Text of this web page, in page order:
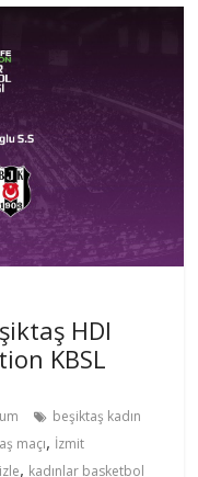
HDI
KBSL
beşiktaş kadın
maçı, İzmit
, kadınlar basketbol